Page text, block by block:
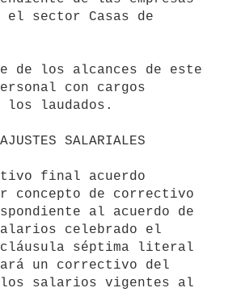
el sector Casas de
con cargos
los laudados.
concepto de correctivo
al acuerdo de
celebrado el
cláusula séptima literal
un correctivo del
los salarios vigentes al